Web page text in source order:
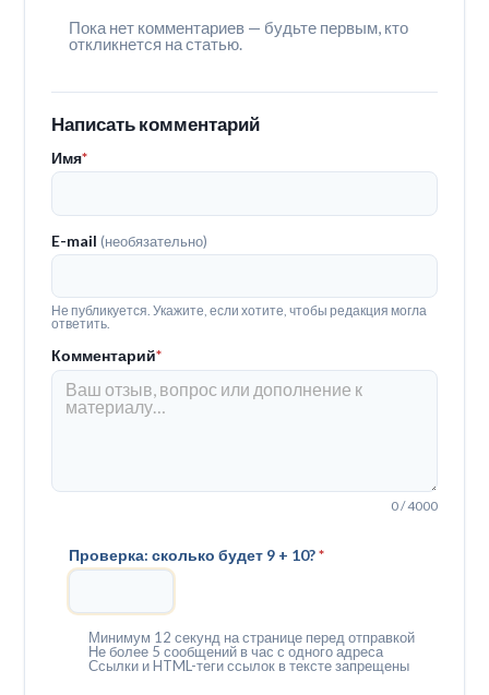
Пока нет комментариев — будьте первым, кто
откликнется на статью.
Написать комментарий
Имя*
E-mail(необязательно)
Не публикуется. Укажите, если хотите, чтобы редакция могла
ответить.
Комментарий*
0 / 4000
Проверка: сколько будет 9 + 10?*
Минимум 12 секунд на странице перед отправкой
Не более 5 сообщений в час с одного адреса
Ссылки и HTML-теги ссылок в тексте запрещены